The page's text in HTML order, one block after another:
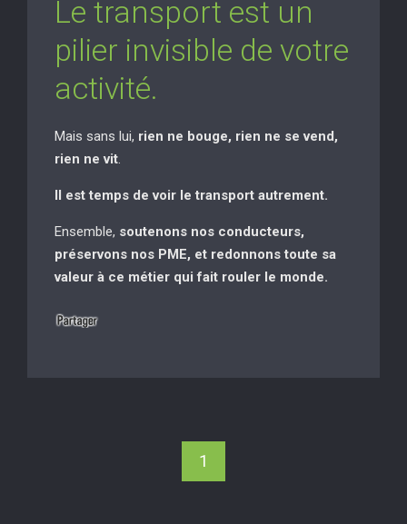
Le transport est un
pilier invisible de votre
activité.
Mais sans lui, rien ne bouge, rien ne se vend,
rien ne vit.
Il est temps de voir le transport autrement.
Ensemble, soutenons nos conducteurs,
préservons nos PME, et redonnons toute sa
valeur à ce métier qui fait rouler le monde.
1